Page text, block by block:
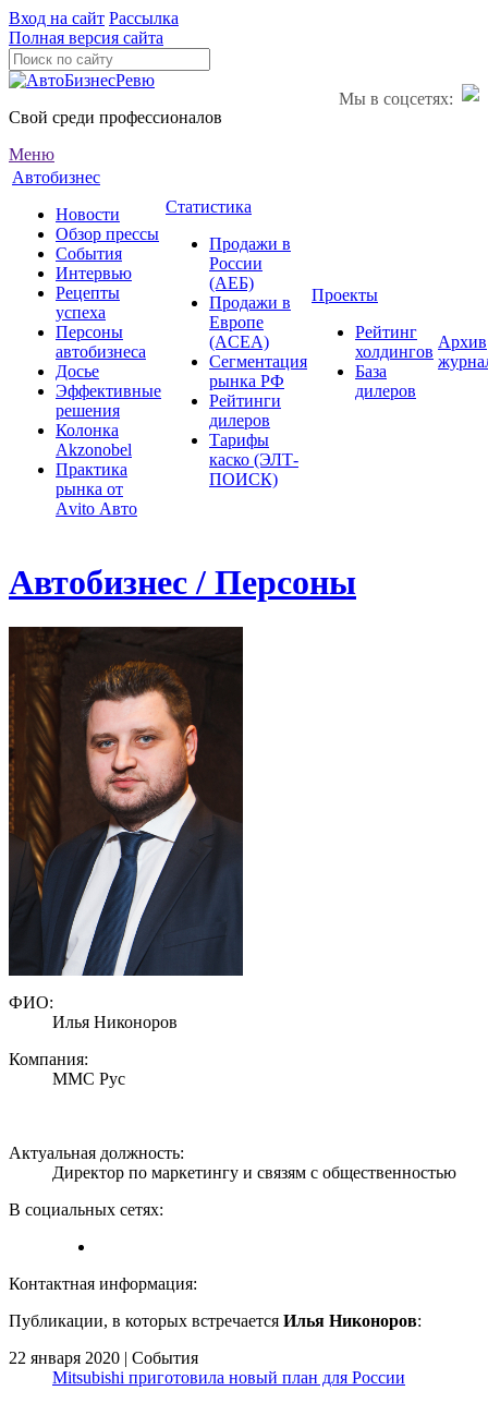
Вход на сайт Рассылка
Полная версия сайта
Мы в соцсетях:
Свой среди профессионалов
Меню
Автобизнес
Новости
Обзор прессы
События
Интервью
Рецепты
успеха
Персоны
автобизнеса
Досье
Эффективные
решения
Колонка
Akzonobel
Практика
рынка от
Аvito Авто
Статистика
Продажи в
России
(АЕБ)
Продажи в
Европе
(ACEA)
Сегментация
рынка РФ
Рейтинги
дилеров
Тарифы
каско (ЭЛТ-
ПОИСК)
Проекты
Рейтинг
холдингов
База
дилеров
Архив
Автобизнес / Персоны
ФИО:
Илья Никоноров
Компания:
ММС Рус
Актуальная должность:
Директор по маркетингу и связям с общественностью
В социальных сетях:
Контактная информация:
Публикации, в которых встречается Илья Никоноров:
22 января 2020 | События
Mitsubishi приготовила новый план для России